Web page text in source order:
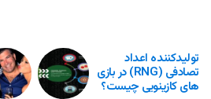
تولیدکننده اعداد
تصادفی (RNG) در بازی
های کازینویی چیست؟